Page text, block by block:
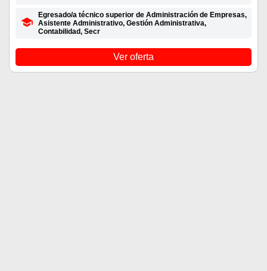
Egresado/a técnico superior de Administración de Empresas,
Asistente Administrativo, Gestión Administrativa,
Contabilidad, Secr
Ver oferta